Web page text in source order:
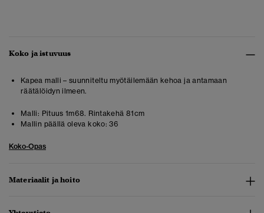
Koko ja istuvuus
Kapea malli – suunniteltu myötäilemään kehoa ja antamaan
räätälöidyn ilmeen.
Malli: Pituus 1m68. Rintakehä 81cm
Mallin päällä oleva koko: 36
Koko-Opas
Materiaalit ja hoito